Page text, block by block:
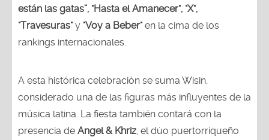
están las gatas”, "Hasta el Amanecer", "X",
"Travesuras"y "Voy a Beber"en la cima de los
rankings internacionales.
A esta histórica celebración se suma Wisin,
considerado una de las figuras más influyentes de la
música latina. La fiesta también contará con la
presencia de Angel & Khriz, el dúo puertorriqueño